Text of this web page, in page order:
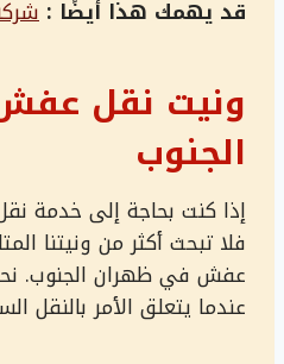
قد يهمك هذا أيضًا :
ونيت نقل
الجنوب
إذا كنت بحاجة إلى خدمة
فلا تبحث أكثر من ونيتنا
عفش في ظهران الجنوب.
عندما يتعلق الأمر بالنقل